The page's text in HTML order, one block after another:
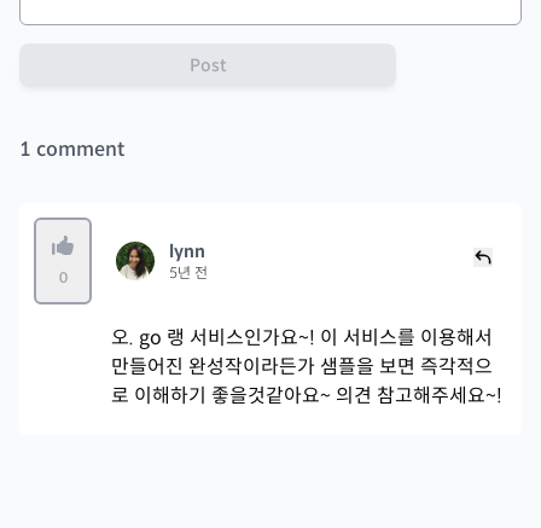
Post
1 comment
0
lynn
5년 전
오. go 랭 서비스인가요~! 이 서비스를 이용해서
만들어진 완성작이라든가 샘플을 보면 즉각적으
로 이해하기 좋을것같아요~ 의견 참고해주세요~!